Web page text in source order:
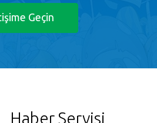
Geçin
Haber Servisi